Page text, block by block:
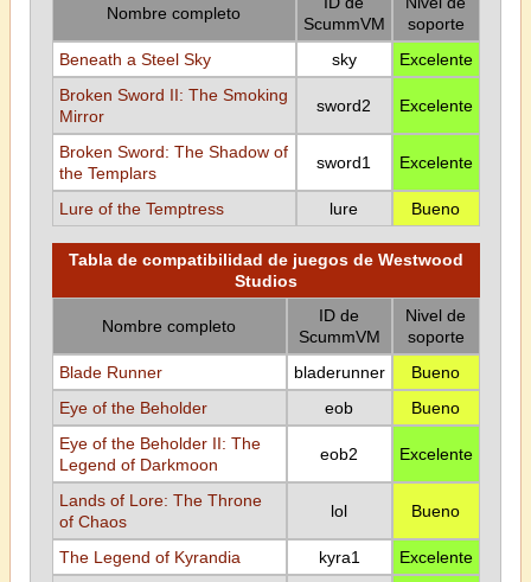
Nombre completo
ScummVM
soporte
Beneath a Steel Sky
sky
Excelente
Broken Sword II: The Smoking
Mirror
sword2 Excelente
Broken Sword: The Shadow of
the Templars
sword1 Excelente
Lure of the Temptress lure Bueno
Tabla de compatibilidad de juegos de Westwood
Studios
Nombre completo
ID de
ScummVM
Nivel de
soporte
Blade Runner
bladerunner
Bueno
Eye of the Beholder
eob
Bueno
Eye of the Beholder II: The
Legend of Darkmoon
eob2 Excelente
Lands of Lore: The Throne
of Chaos
lol Bueno
The Legend of Kyrandia kyra1
Excelente